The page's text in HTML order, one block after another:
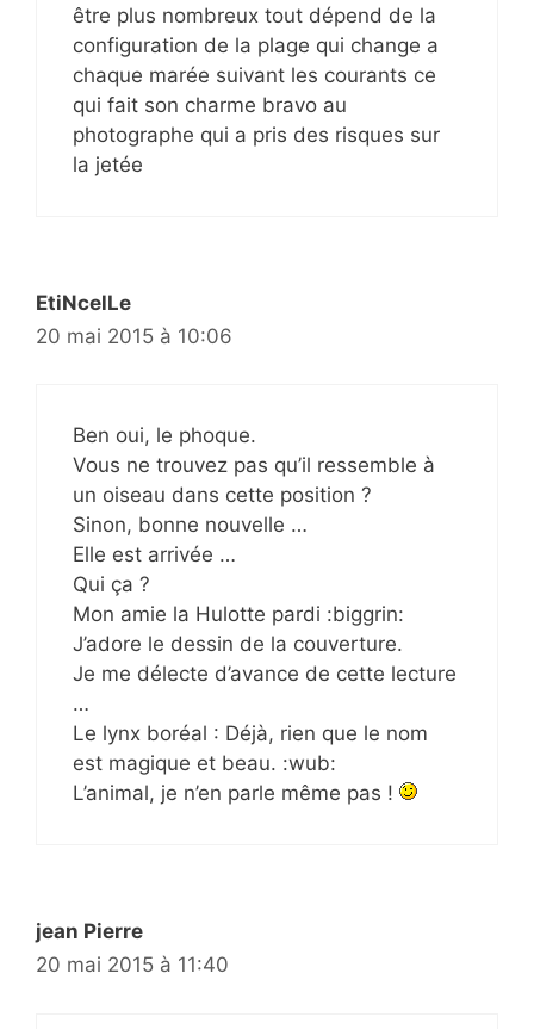
être plus nombreux tout dépend de la
configuration de la plage qui change a
chaque marée suivant les courants ce
qui fait son charme bravo au
photographe qui a pris des risques sur
la jetée
EtiNcelLe
20 mai 2015 à 10:06
Ben oui, le phoque.
Vous ne trouvez pas qu’il ressemble à
un oiseau dans cette position ?
Sinon, bonne nouvelle …
Elle est arrivée …
Qui ça ?
Mon amie la Hulotte pardi :biggrin:
J’adore le dessin de la couverture.
Je me délecte d’avance de cette lecture
…
Le lynx boréal : Déjà, rien que le nom
est magique et beau. :wub:
L’animal, je n’en parle même pas !
jean Pierre
20 mai 2015 à 11:40